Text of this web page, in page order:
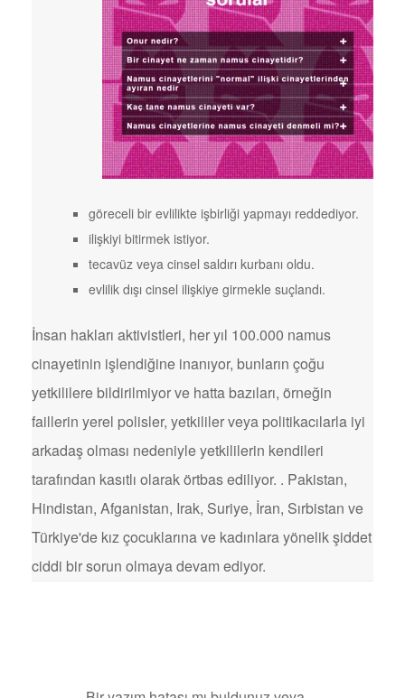
göreceli bir evlilikte işbirliği yapmayı reddediyor.
ilişkiyi bitirmek istiyor.
tecavüz veya cinsel saldırı kurbanı oldu.
evlilik dışı cinsel ilişkiye girmekle suçlandı.
İnsan hakları aktivistleri, her yıl 100.000 namus
cinayetinin işlendiğine inanıyor, bunların çoğu
yetkililere bildirilmiyor ve hatta bazıları, örneğin
faillerin yerel polisler, yetkililer veya politikacılarla iyi
arkadaş olması nedeniyle yetkililerin kendileri
tarafından kasıtlı olarak örtbas ediliyor. . Pakistan,
Hindistan, Afganistan, Irak, Suriye, İran, Sırbistan ve
Türkiye'de kız çocuklarına ve kadınlara yönelik şiddet
ciddi bir sorun olmaya devam ediyor.